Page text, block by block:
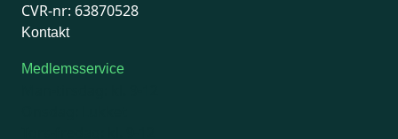
CVR-nr: 63870528
Kontakt
Medlemsservice